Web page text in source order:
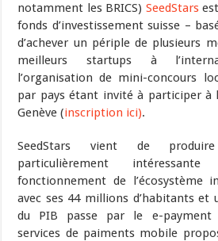
notamment les BRICS) SeedStarsest
fonds d’investissement suisse –
d’achever un périple de plusieurs
meilleurs startups à
l’organisation de mini-concours
par pays étant invité à participer à
Genève (inscription ici).
SeedStars vient de
particulièrement
fonctionnement de l’écosystème
avec ses 44 millions d’habitants et
du PIB passe par le e-
services de paiments mobile